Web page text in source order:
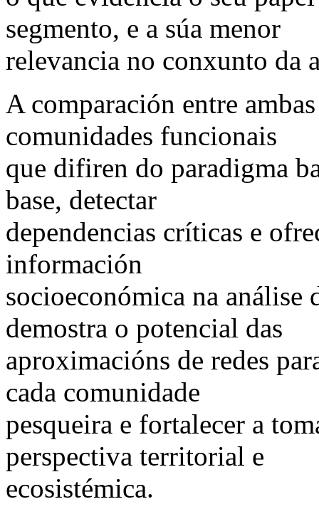
segmento, e a súa menor
relevancia no conxunto da
A comparación entre
comunidades funcionais
que difiren do paradigma
base, detectar
dependencias críticas e
información
socioeconómica na análise
demostra o potencial das
aproximacións de redes
cada comunidade
pesqueira e fortalecer a
perspectiva territorial e
ecosistémica.